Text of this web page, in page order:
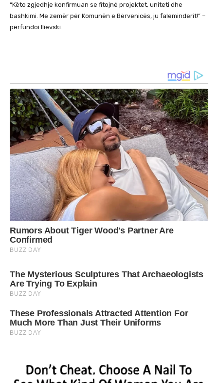
“Këto zgjedhje konfirmuan se fitojnë projektet, uniteti dhe
bashkimi. Me zemër për Komunën e Bërvenicës, ju faleminderit!” –
përfundoi Ilievski.